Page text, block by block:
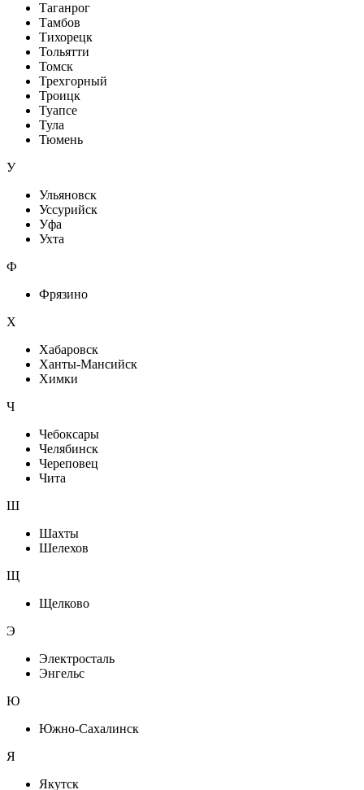
Таганрог
Тамбов
Тихорецк
Тольятти
Томск
Трехгорный
Троицк
Туапсе
Тула
Тюмень
У
Ульяновск
Уссурийск
Уфа
Ухта
Ф
Фрязино
Х
Хабаровск
Ханты-Мансийск
Химки
Ч
Чебоксары
Челябинск
Череповец
Чита
Ш
Шахты
Шелехов
Щ
Щелково
Э
Электросталь
Энгельс
Ю
Южно-Сахалинск
Я
Якутск